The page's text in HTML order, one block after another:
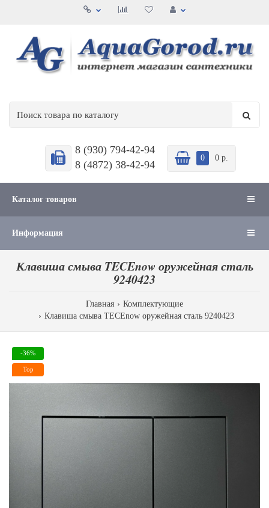
8 (930) 794-42-94
8 (4872) 38-42-94
0 0 р.
Каталог товаров
Информация
Клавиша смыва TECEnow оружейная сталь
9240423
Главная
Комплектующие
Клавиша смыва TECEnow оружейная сталь 9240423
-36%
Top